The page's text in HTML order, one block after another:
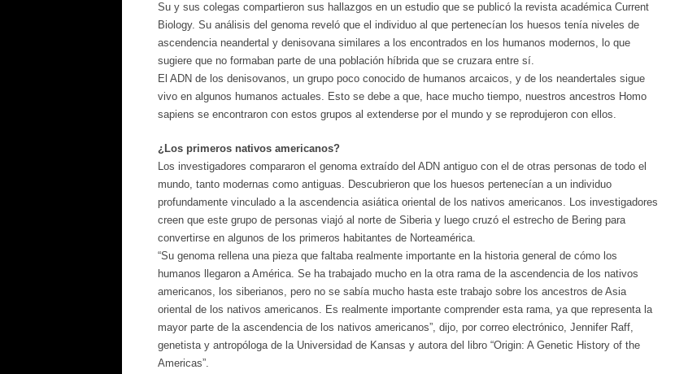
Su y sus colegas compartieron sus hallazgos en un estudio que se publicó la revista académica Current
Biology. Su análisis del genoma reveló que el individuo al que pertenecían los huesos tenía niveles de
ascendencia neandertal y denisovana similares a los encontrados en los humanos modernos, lo que
sugiere que no formaban parte de una población híbrida que se cruzara entre sí.
El ADN de los denisovanos, un grupo poco conocido de humanos arcaicos, y de los neandertales sigue
vivo en algunos humanos actuales. Esto se debe a que, hace mucho tiempo, nuestros ancestros Homo
sapiens se encontraron con estos grupos al extenderse por el mundo y se reprodujeron con ellos.
¿Los primeros nativos americanos?
Los investigadores compararon el genoma extraído del ADN antiguo con el de otras personas de todo el
mundo, tanto modernas como antiguas. Descubrieron que los huesos pertenecían a un individuo
profundamente vinculado a la ascendencia asiática oriental de los nativos americanos. Los investigadores
creen que este grupo de personas viajó al norte de Siberia y luego cruzó el estrecho de Bering para
convertirse en algunos de los primeros habitantes de Norteamérica.
“Su genoma rellena una pieza que faltaba realmente importante en la historia general de cómo los
humanos llegaron a América. Se ha trabajado mucho en la otra rama de la ascendencia de los nativos
americanos, los siberianos, pero no se sabía mucho hasta este trabajo sobre los ancestros de Asia
oriental de los nativos americanos. Es realmente importante comprender esta rama, ya que representa la
mayor parte de la ascendencia de los nativos americanos”, dijo, por correo electrónico, Jennifer Raff,
genetista y antropóloga de la Universidad de Kansas y autora del libro “Origin: A Genetic History of the
Americas”.